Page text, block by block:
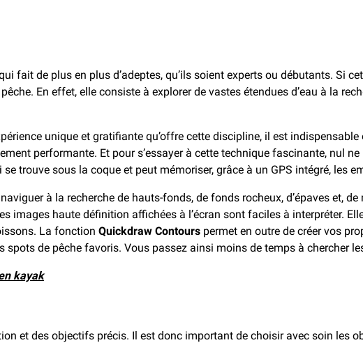
fait de plus en plus d’adeptes, qu’ils soient experts ou débutants. Si
En effet, elle consiste à explorer de vastes étendues d’eau à la
unique et gratifiante qu’offre cette discipline, il est indispensable
performante. Et pour s’essayer à cette technique fascinante, nul ne
trouve sous la coque et peut mémoriser, grâce à un GPS intégré, les
à la recherche de hauts-fonds, de fonds rocheux, d’épaves et, de
images haute définition affichées à l’écran sont faciles à interpréter.
La fonction Quickdraw Contours permet en outre de créer vos
de pêche favoris. Vous passez ainsi moins de temps à chercher
kayak
et des objectifs précis. Il est donc important de choisir avec soin les